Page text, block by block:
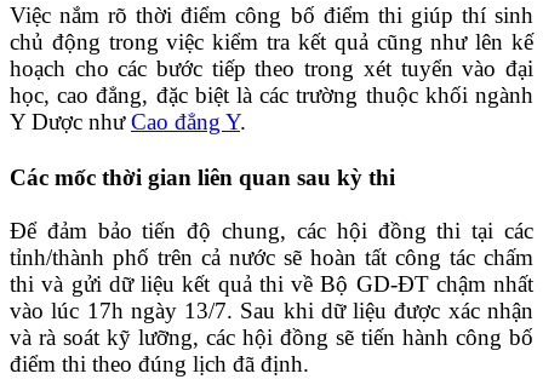
Việc nắm rõ thời điểm công bố điểm thi giúp thí sinh
chủ động trong việc kiểm tra kết quả cũng như lên kế
hoạch cho các bước tiếp theo trong xét tuyển vào đại
học, cao đẳng, đặc biệt là các trường thuộc khối ngành
Y Dược nhưCao đẳng Y.
Các mốc thời gian liên quan sau kỳ thi
Để đảm bảo tiến độ chung, các hội đồng thi tại các
tỉnh/thành phố trên cả nước sẽ hoàn tất công tác chấm
thi và gửi dữ liệu kết quả thi về Bộ GD-ĐT chậm nhất
vào lúc 17h ngày 13/7. Sau khi dữ liệu được xác nhận
và rà soát kỹ lưỡng, các hội đồng sẽ tiến hành công bố
điểm thi theo đúng lịch đã định.